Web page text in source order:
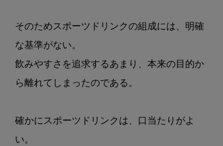
そのためスポーツドリンクの組成には、明確
な基準がない。
飲みやすさを追求するあまり、本来の目的か
ら離れてしまったのである。
確かにスポーツドリンクは、口当たりがよ
い。